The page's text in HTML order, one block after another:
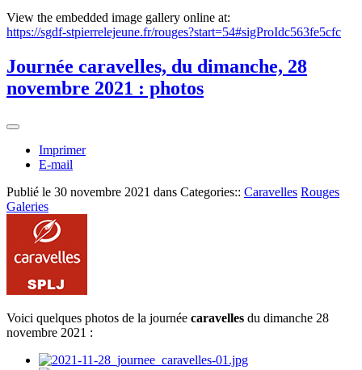
View the embedded image gallery online at:
https://sgdf-stpierrelejeune.fr/rouges?start=54#sigProIdc563fe5cfc
Journée caravelles, du dimanche, 28
novembre 2021 : photos
Imprimer
E-mail
Publié le 30 novembre 2021 dans Categories:: Caravelles Rouges
Galeries
Voici quelques photos de la journée caravelles du dimanche 28
novembre 2021 :